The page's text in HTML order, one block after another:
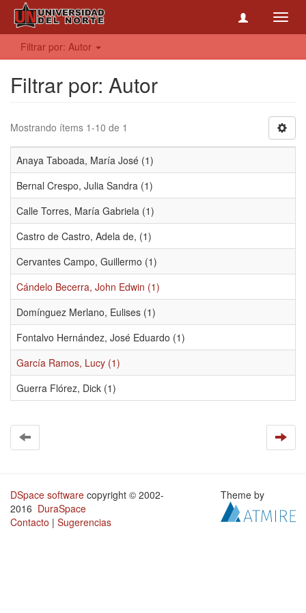
Filtrar por: Autor
Filtrar por: Autor
Mostrando ítems 1-10 de 1
Anaya Taboada, María José (1)
Bernal Crespo, Julia Sandra (1)
Calle Torres, María Gabriela (1)
Castro de Castro, Adela de, (1)
Cervantes Campo, Guillermo (1)
Cándelo Becerra, John Edwin (1)
Domínguez Merlano, Eulises (1)
Fontalvo Hernández, José Eduardo (1)
García Ramos, Lucy (1)
Guerra Flórez, Dick (1)
DSpace software copyright © 2002-
2016 DuraSpace
Contacto | Sugerencias
Theme by